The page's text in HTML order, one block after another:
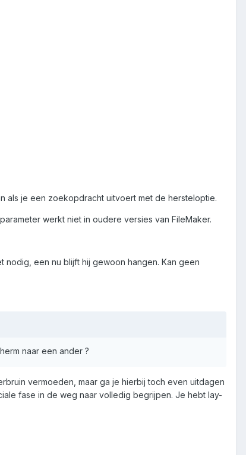
als je een zoekopdracht uitvoert met de hersteloptie.
werkt niet in oudere versies van FileMaker.
een nu blijft hij gewoon hangen. Kan geen
naar een ander ?
vermoeden, maar ga je hierbij toch even uitdagen
fase in de weg naar volledig begrijpen. Je hebt lay-